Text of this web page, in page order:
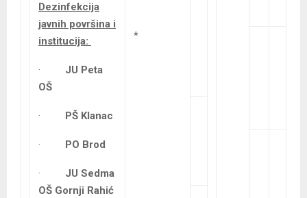
Dezinfekcija
javnih površina i
institucija:
· JU Peta
OŠ
· PŠ Klanac
· PO Brod
· JU Sedma
OŠ Gornji Rahić
*